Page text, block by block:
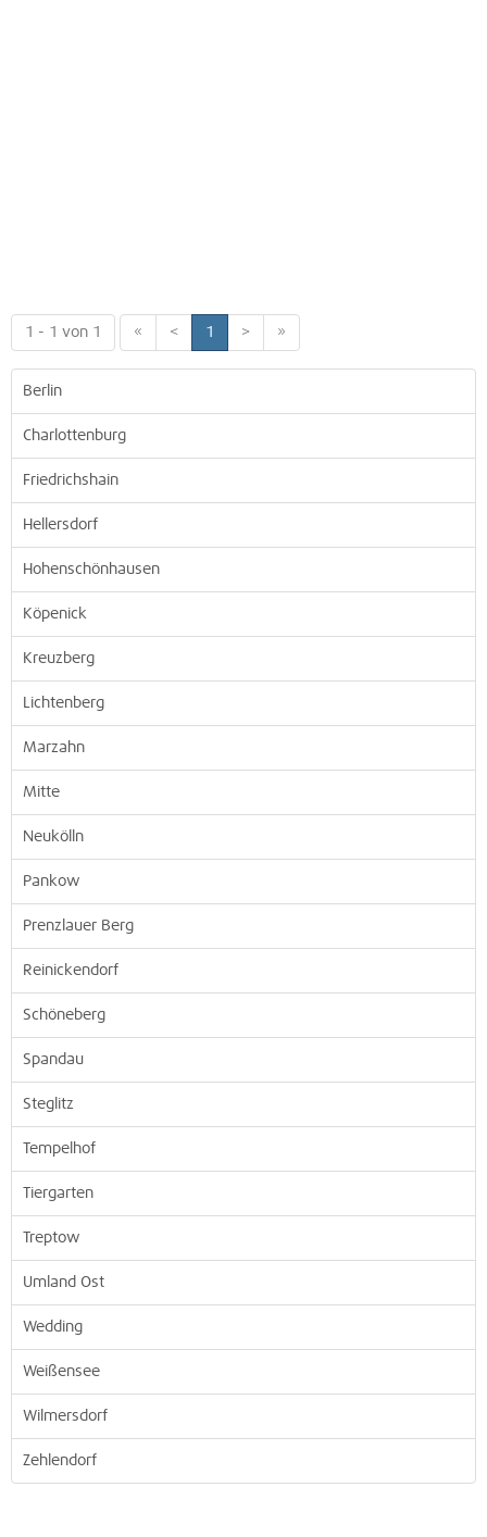
1 - 1 von 1 « < 1 > »
Berlin
Charlottenburg
Friedrichshain
Hellersdorf
Hohenschönhausen
Köpenick
Kreuzberg
Lichtenberg
Marzahn
Mitte
Neukölln
Pankow
Prenzlauer Berg
Reinickendorf
Schöneberg
Spandau
Steglitz
Tempelhof
Tiergarten
Treptow
Umland Ost
Wedding
Weißensee
Wilmersdorf
Zehlendorf